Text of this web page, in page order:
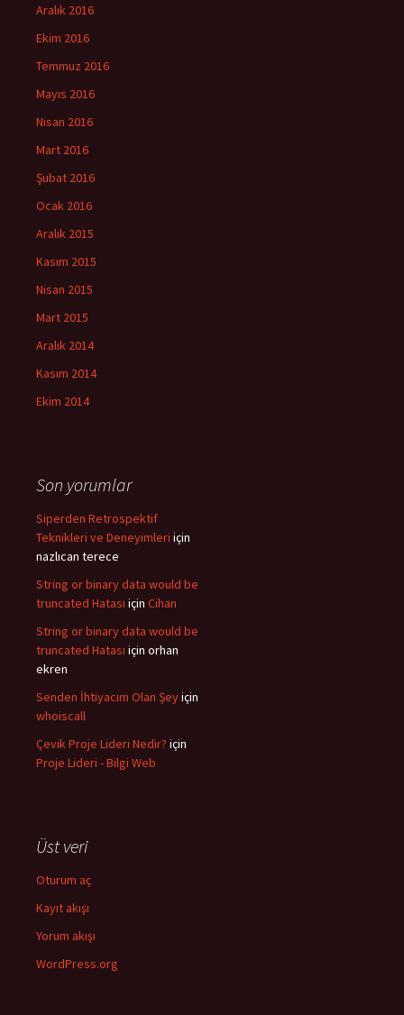
Aralık 2016
Ekim 2016
Temmuz 2016
Mayıs 2016
Nisan 2016
Mart 2016
Şubat 2016
Ocak 2016
Aralık 2015
Kasım 2015
Nisan 2015
Mart 2015
Aralık 2014
Kasım 2014
Ekim 2014
Son yorumlar
Siperden Retrospektif
Teknikleri ve Deneyimleri için
nazlıcan terece
String or binary data would be
truncated Hatası için Cihan
String or binary data would be
truncated Hatası için orhan
ekren
Senden İhtiyacım Olan Şeyiçin
whoiscall
Çevik Proje Lideri Nedir? için
Proje Lideri - Bilgi Web
Üst veri
Oturum aç
Kayıt akışı
Yorum akışı
WordPress.org